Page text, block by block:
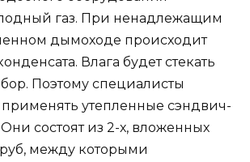
газ. При ненадлежащим
дымоходе происходит
Влага будет стекать
Поэтому специалисты
утепленные сэндвич-
состоят из 2-х, вложенных
между которыми